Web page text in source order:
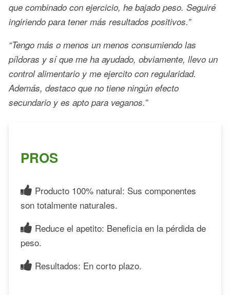
que combinado con ejercicio, he bajado peso. Seguiré
ingiriendo para tener más resultados positivos.”
“Tengo más o menos un menos consumiendo las
píldoras y sí que me ha ayudado, obviamente, llevo un
control alimentario y me ejercito con regularidad.
Además, destaco que no tiene ningún efecto
secundario y es apto para veganos.”
PROS
Producto 100% natural: Sus componentes
son totalmente naturales.
Reduce el apetito: Beneficia en la pérdida de
peso.
Resultados: En corto plazo.